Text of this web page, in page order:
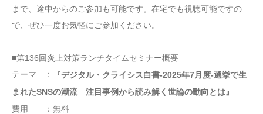
まで、途中からのご参加も可能です。在宅でも視聴可能ですの
で、ぜひ一度お気軽にご参加ください。
■第136回炎上対策ランチタイムセミナー概要
テーマ ：
『デジタル・クライシス白書-2025年7月度-選挙で生
まれたSNSの潮流 注目事例から読み解く世論の動向とは』
費用 ：無料